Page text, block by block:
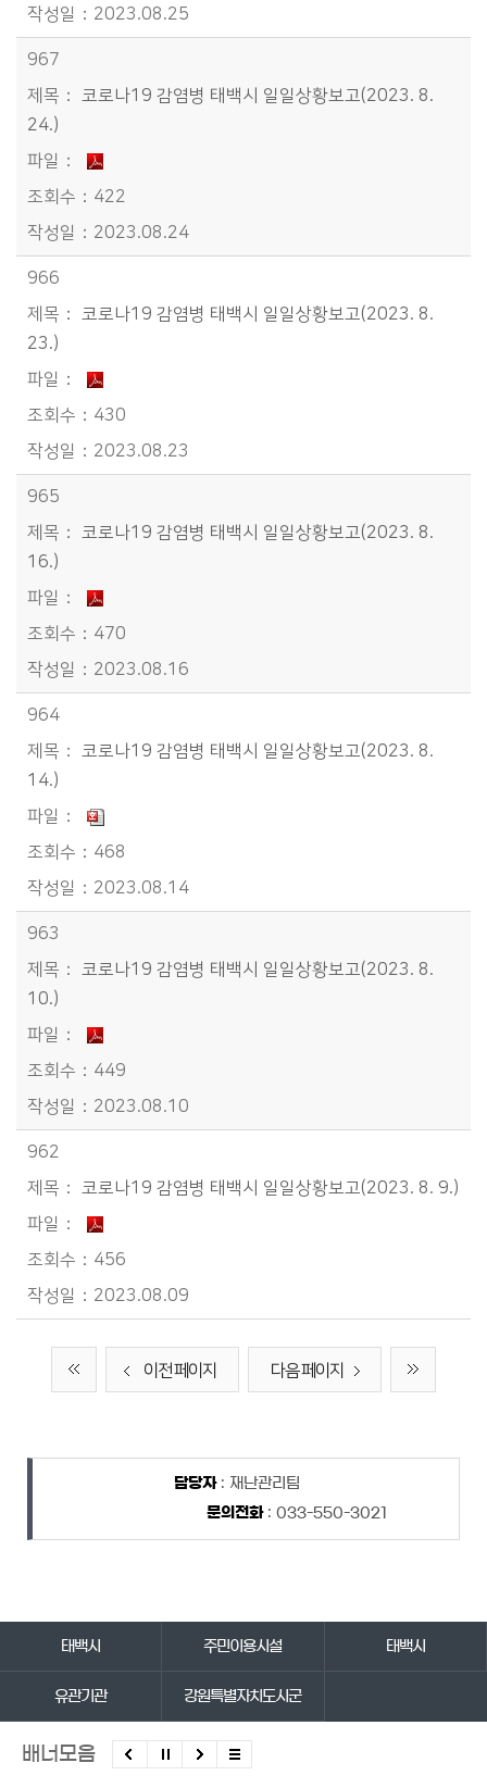
2023.08.25
967
코로나19 감염병 태백시 일일상황보고(2023. 8.
24.)
422
2023.08.24
966
코로나19 감염병 태백시 일일상황보고(2023. 8.
23.)
430
2023.08.23
965
코로나19 감염병 태백시 일일상황보고(2023. 8.
16.)
470
2023.08.16
964
코로나19 감염병 태백시 일일상황보고(2023. 8.
14.)
468
2023.08.14
963
코로나19 감염병 태백시 일일상황보고(2023. 8.
10.)
449
2023.08.10
962
코로나19 감염병 태백시 일일상황보고(2023. 8. 9.)
456
2023.08.09
이전 페이지 다음 페이지
담당자 정보
담당자: 재난관리팀
문의전화: 033-550-3021
태백시 주민이용시설 태백시
유관기관 강원특별자치도시군
배너모음